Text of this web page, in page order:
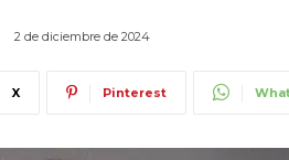
2 de diciembre de 2024
X Pinterest